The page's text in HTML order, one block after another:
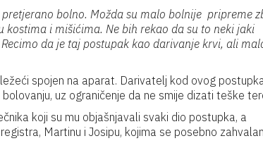
bolno. Možda su malo bolnije pripreme
i mišićima. Ne bih rekao da su to neki jaki
da je taj postupak kao darivanje krvi, ali
spojen na aparat. Darivatelj kod ovog
uz ograničenje da ne smije dizati teške
koji su mu objašnjavali svaki dio postupka, a
Martinu i Josipu, kojima se posebno